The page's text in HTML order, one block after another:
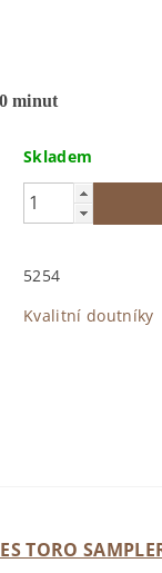
minut
Skladem
5254
Kvalitní doutníky
TORO